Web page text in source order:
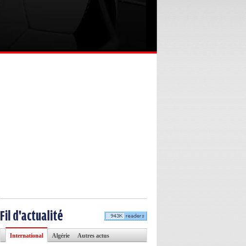
Fil d'actualité
International Algérie Autres actus